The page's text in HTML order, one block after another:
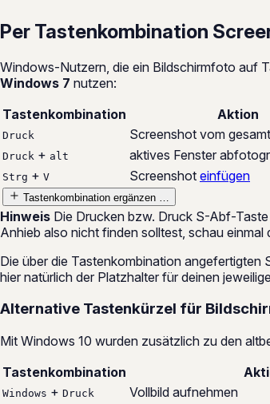
Per Tastenkombination
Windows-Nutzern, die ein Bildschirmfoto auf
Windows 7 nutzen:
Tastenkombination
Aktion
Druck Screenshot vom
Druck + alt aktives Fenster
Strg + V Screenshot einfügen
Tastenkombination ergänzen …
Hinweis Die Drucken bzw. Druck S-Abf-
Anhieb also nicht finden solltest, schau einmal
Die über die Tastenkombination angefertigten
hier natürlich der Platzhalter für deinen
Alternative Tastenkürzel für
Mit Windows 10 wurden zusätzlich zu den
Tastenkombination
Windows + Druck Vollbild aufnehmen